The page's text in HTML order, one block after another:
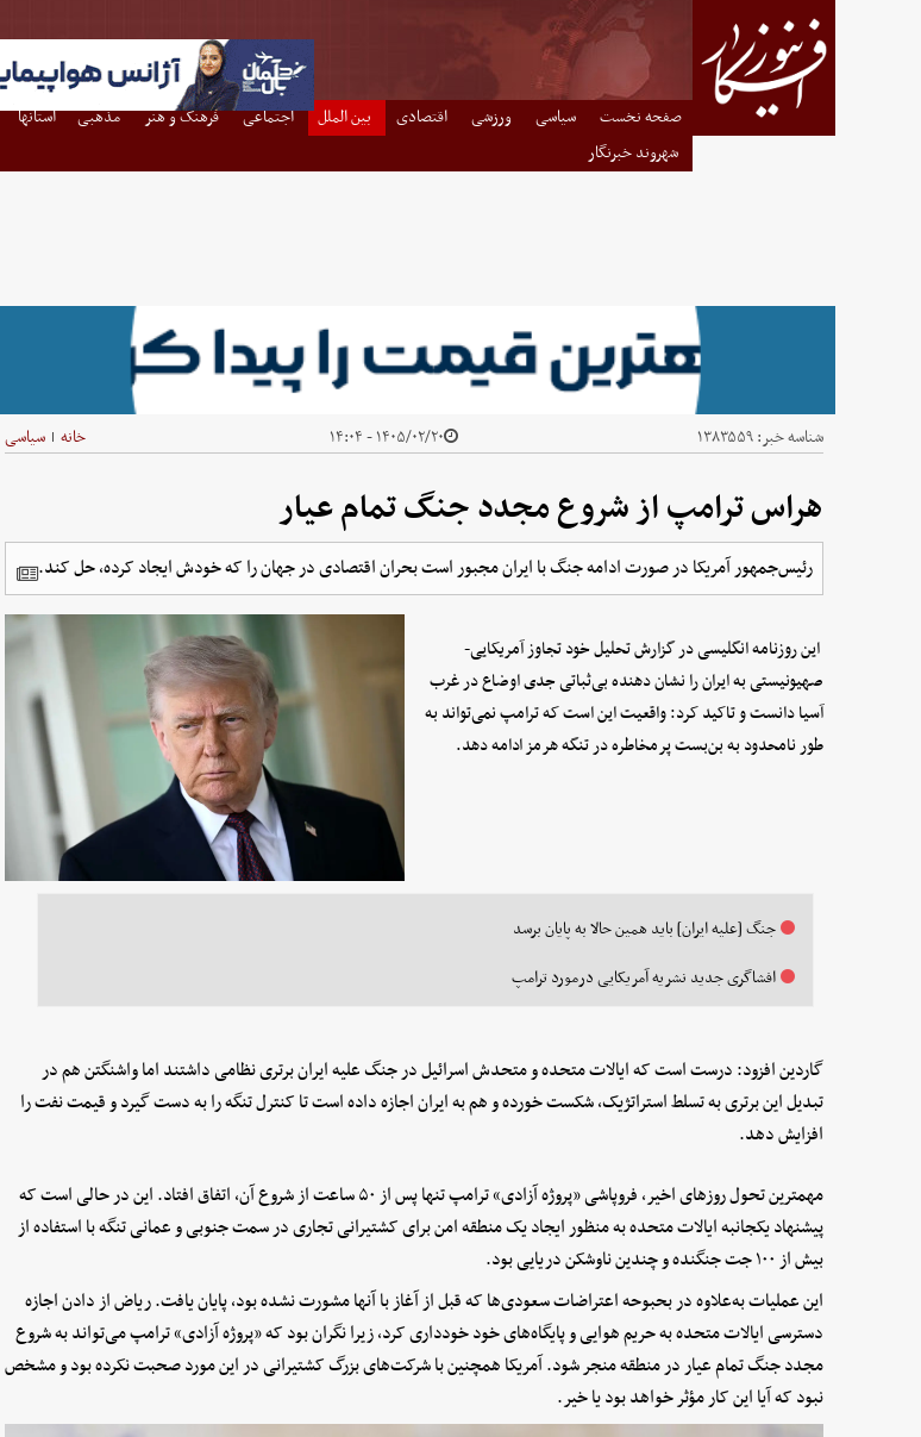
صفحه نخست سیاسی ورزشی اقتصادی بین الملل اجتماعی فرهنگ و هنر مذهبی استانها
شهروند خبرنگار
شناسه خبر:۱۳۸۳۵۵۹ ۱۴۰۵/۰۲/۲۰ - ۱۴:۰۴ خانه | سیاسی
هراس ترامپ از شروع مجدد جنگ تمام عیار
رئیس‌جمهور آمریکا در صورت ادامه جنگ با ایران مجبور است بحران اقتصادی در جهان را که خودش ایجاد کرده، حل کند.
این روزنامه انگلیسی در گزارش تحلیل خود تجاوز آمریکایی-
صهیونیستی به ایران را نشان دهنده بی‌ثباتی جدی اوضاع در غرب
آسیا دانست و تاکید کرد: واقعیت این است که ترامپ نمی‌تواند به
طور نامحدود به بن‌بست پرمخاطره در تنگه هرمز ادامه دهد.
جنگ [علیه ایران] باید همین حالا به پایان برسد
افشاگری جدید نشریه آمریکایی درمورد ترامپ
گاردین افزود: درست است که ایالات متحده و متحدش اسرائیل در جنگ علیه ایران برتری نظامی داشتند اما واشنگتن هم در
تبدیل این برتری به تسلط استراتژیک، شکست خورده و هم به ایران اجازه داده است تا کنترل تنگه را به دست گیرد و قیمت نفت را
افزایش دهد.
مهمترین تحول روزهای اخیر، فروپاشی «پروژه آزادی» ترامپ تنها پس از ۵۰ ساعت از شروع آن، اتفاق افتاد. این در حالی است که
پیشنهاد یکجانبه ایالات متحده به منظور ایجاد یک منطقه امن برای کشتیرانی تجاری در سمت جنوبی و عمانی تنگه با استفاده از
بیش از ۱۰۰ جت جنگنده و چندین ناوشکن دریایی بود.
این عملیات به‌علاوه در بحبوحه اعتراضات سعودی‌ها که قبل از آغاز با آنها مشورت نشده بود، پایان یافت. ریاض از دادن اجازه
دسترسی ایالات متحده به حریم هوایی و پایگاه‌های خود خودداری کرد، زیرا نگران بود که «پروژه آزادی» ترامپ می‌تواند به شروع
مجدد جنگ تمام عیار در منطقه منجر شود. آمریکا همچنین با شرکت‌های بزرگ کشتیرانی در این مورد صحبت نکرده بود و مشخص
نبود که آیا این کار مؤثر خواهد بود یا خیر.